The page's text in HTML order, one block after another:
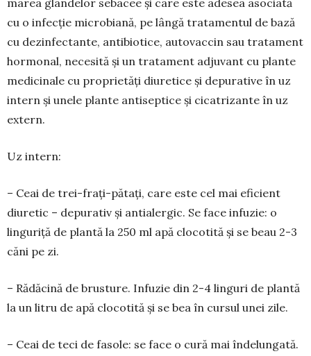
ma­rea glandelor sebacee și care este adesea asociată
cu o in­fecție microbiană, pe lân­gă tra­tamentul de bază
cu dezinfec­tante, antibiotice, auto­vaccin sau tratament
hormonal, nece­sită și un tratament adjuvant cu plante
medicinale cu proprie­tăți diuretice şi depurative în uz
intern și unele plante antisep­tice și cicatrizante în uz
extern.
Uz intern:
– Ceai de trei-frați-pătați, care este cel mai eficient
diuretic – depurativ și antialergic. Se face infuzie: o
linguriță de plantă la 250 ml apă clocotită și se beau 2-3
căni pe zi.
– Rădăcină de brusture. Infuzie din 2-4 linguri de plantă
la un litru de apă clocotită și se bea în cursul unei zile.
– Ceai de teci de fasole: se face o cură mai îndelungată.